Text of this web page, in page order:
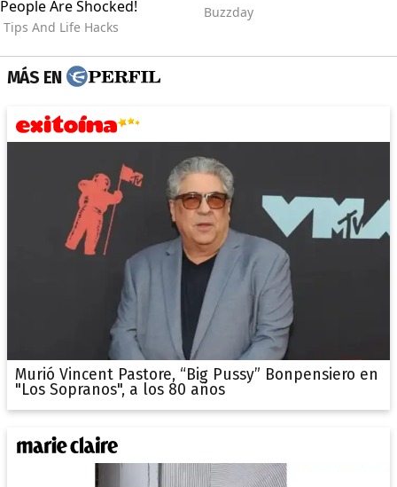
MÁS EN
Murió Vincent Pastore, “Big Pussy” Bonpensiero en
"Los Sopranos", a los 80 años